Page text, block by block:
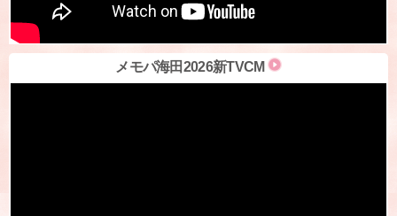
メモパ海田2026新TVCM